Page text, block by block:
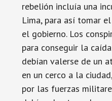
rebelión incluía una
Lima, para así tomar
el gobierno. Los
para conseguir la
debían valerse de un
en un cerco a la
por las fuerzas